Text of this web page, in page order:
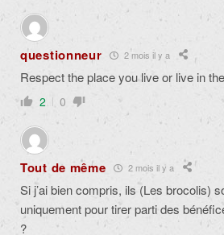
questionneur 2 mois il y a
Respect the place you live or live in
2 0
Tout de même 2 mois il y a
Si j’ai bien compris, ils (Les brocolis)
uniquement pour tirer parti des
?